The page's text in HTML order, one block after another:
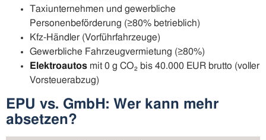
Taxiunternehmen und gewerbliche
Personenbeförderung (≥80% betrieblich)
Kfz-Händler (Vorführfahrzeuge)
Gewerbliche Fahrzeugvermietung (≥80%)
Elektroautos mit 0 g CO₂ bis 40.000 EUR brutto (voller
Vorsteuerabzug)
EPU vs. GmbH: Wer kann mehr
absetzen?